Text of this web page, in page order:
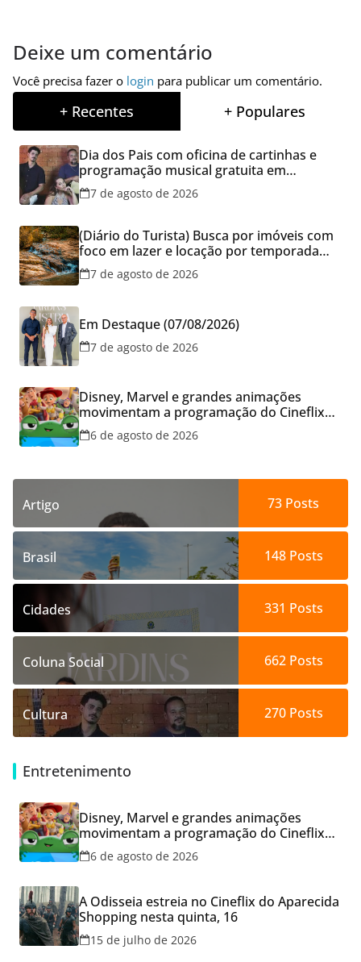
Deixe um comentário
Você precisa fazer o login para publicar um comentário.
+ Recentes + Populares
Dia dos Pais com oficina de cartinhas e
programação musical gratuita em
Aparecida de Goiânia
7 de agosto de 2026
(Diário do Turista) Busca por imóveis com
foco em lazer e locação por temporada
cresce no Brasil
7 de agosto de 2026
Em Destaque (07/08/2026)
7 de agosto de 2026
Disney, Marvel e grandes animações
movimentam a programação do Cineflix
do Aparecida Shopping
6 de agosto de 2026
Artigo 73 Posts
Brasil 148Posts
Cidades 331 Posts
Coluna Social 662Posts
Cultura 270Posts
Entretenimento
Disney, Marvel e grandes animações
movimentam a programação do Cineflix
do Aparecida Shopping
6 de agosto de 2026
A Odisseia estreia no Cineflix do Aparecida
Shopping nesta quinta, 16
15 de julho de 2026